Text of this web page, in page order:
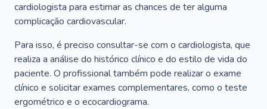
cardiologista para estimar as chances de ter alguma
complicação cardiovascular.
Para isso, é preciso consultar-se com o cardiologista, que
realiza a análise do histórico clínico e do estilo de vida do
paciente. O profissional também pode realizar o exame
clínico e solicitar exames complementares, como o teste
ergométrico e o ecocardiograma.